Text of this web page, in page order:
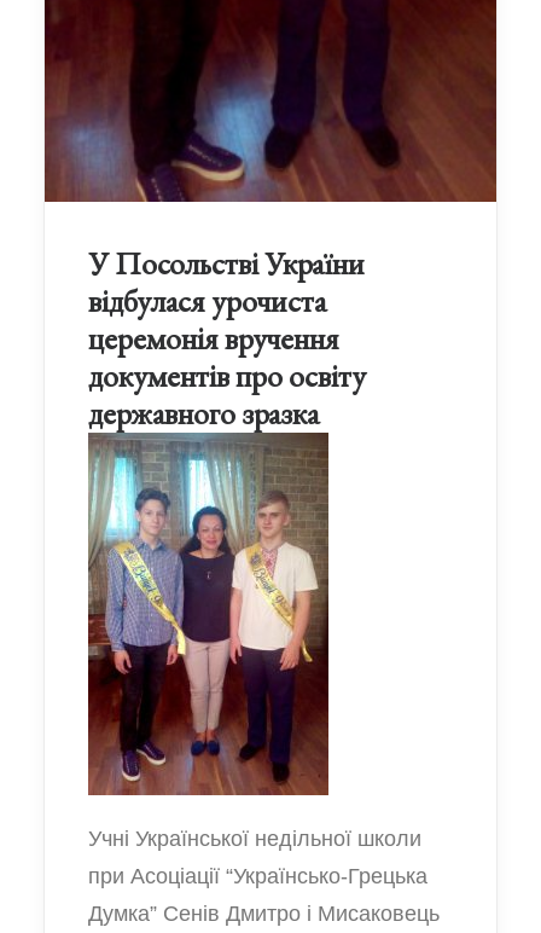
У Посольстві України
відбулася урочиста
церемонія вручення
документів про освіту
державного зразка
Учні Української недільної школи
при Асоціації “Українсько-Грецька
Думка” Сенів Дмитро і Мисаковець